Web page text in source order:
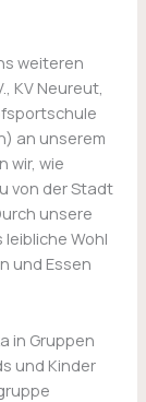
weiteren
KV Neureut,
an unserem
wir, wie
von der Stadt
unsere
Wohl
und Essen
in Gruppen
und Kinder